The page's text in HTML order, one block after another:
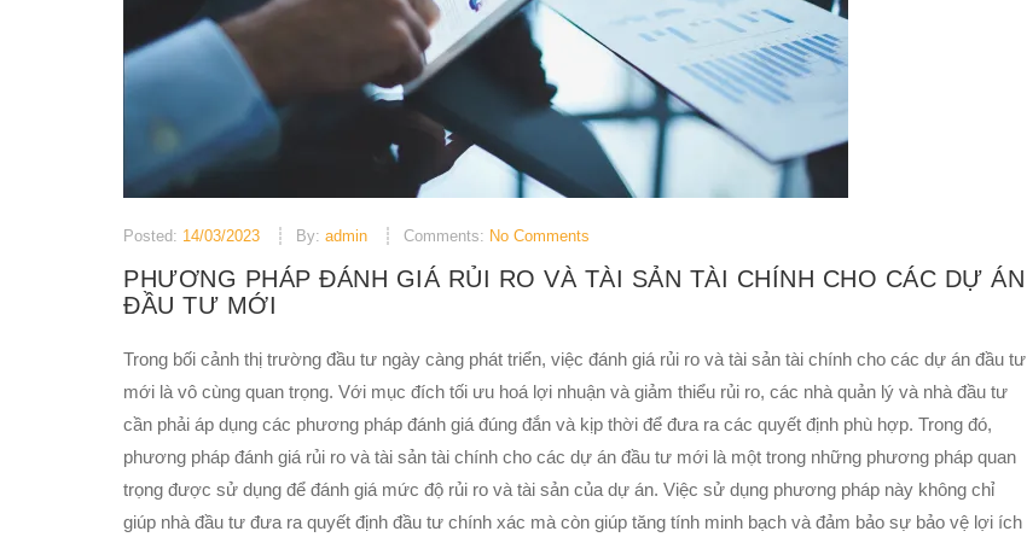
Posted: 14/03/2023 By: admin Comments: No Comments
PHƯƠNG PHÁP ĐÁNH GIÁ RỦI RO VÀ TÀI SẢN TÀI CHÍNH CHO CÁC DỰ ÁN
ĐẦU TƯ MỚI
Trong bối cảnh thị trường đầu tư ngày càng phát triển, việc đánh giá rủi ro và tài sản tài chính cho các dự án đầu tư
mới là vô cùng quan trọng. Với mục đích tối ưu hoá lợi nhuận và giảm thiểu rủi ro, các nhà quản lý và nhà đầu tư
cần phải áp dụng các phương pháp đánh giá đúng đắn và kịp thời để đưa ra các quyết định phù hợp. Trong đó,
phương pháp đánh giá rủi ro và tài sản tài chính cho các dự án đầu tư mới là một trong những phương pháp quan
trọng được sử dụng để đánh giá mức độ rủi ro và tài sản của dự án. Việc sử dụng phương pháp này không chỉ
giúp nhà đầu tư đưa ra quyết định đầu tư chính xác mà còn giúp tăng tính minh bạch và đảm bảo sự bảo vệ lợi ích